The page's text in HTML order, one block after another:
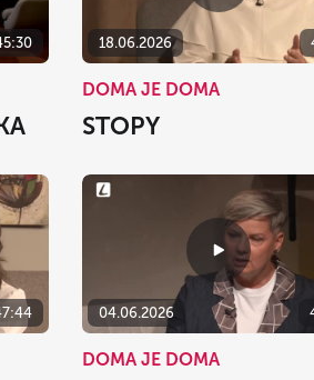
18.06.2026
DOMA JE DOMA
STOPY
04.06.2026
DOMA JE DOMA